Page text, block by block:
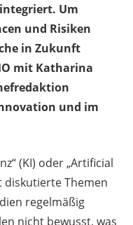
Um
und Risiken
in Zukunft
mit Katharina
und im
(KI) oder „Artificial
diskutierte Themen
regelmäßig
nicht bewusst, was